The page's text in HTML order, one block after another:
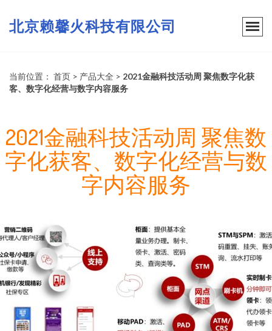
北京赖馨火科技有限公司
当前位置： 首页 > 产品大全 > 2021金融科技活动周 聚焦数字化获
客、数字化经营与数字内容服务
2021金融科技活动周 聚焦数
字化获客、数字化经营与数
字内容服务